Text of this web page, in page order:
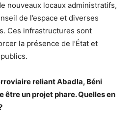
nouveaux locaux administratifs,
de l’espace et diverses
Ces infrastructures sont
la présence de l’État et
reliant Abadla, Béni
être un projet phare. Quelles en